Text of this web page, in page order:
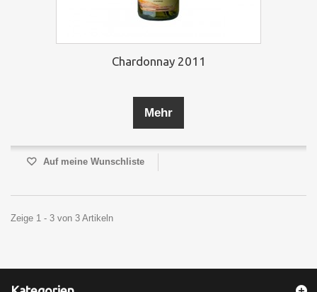
Chardonnay 2011
Mehr
Auf meine Wunschliste
Zeige 1 - 3 von 3 Artikeln